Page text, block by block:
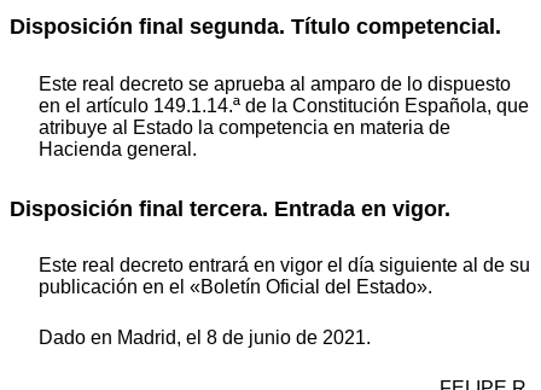
Disposición final segunda. Título competencial.
Este real decreto se aprueba al amparo de lo dispuesto
en el artículo 149.1.14.ª de la Constitución Española, que
atribuye al Estado la competencia en materia de
Hacienda general.
Disposición final tercera. Entrada en vigor.
Este real decreto entrará en vigor el día siguiente al de su
publicación en el «Boletín Oficial del Estado».
Dado en Madrid, el 8 de junio de 2021.